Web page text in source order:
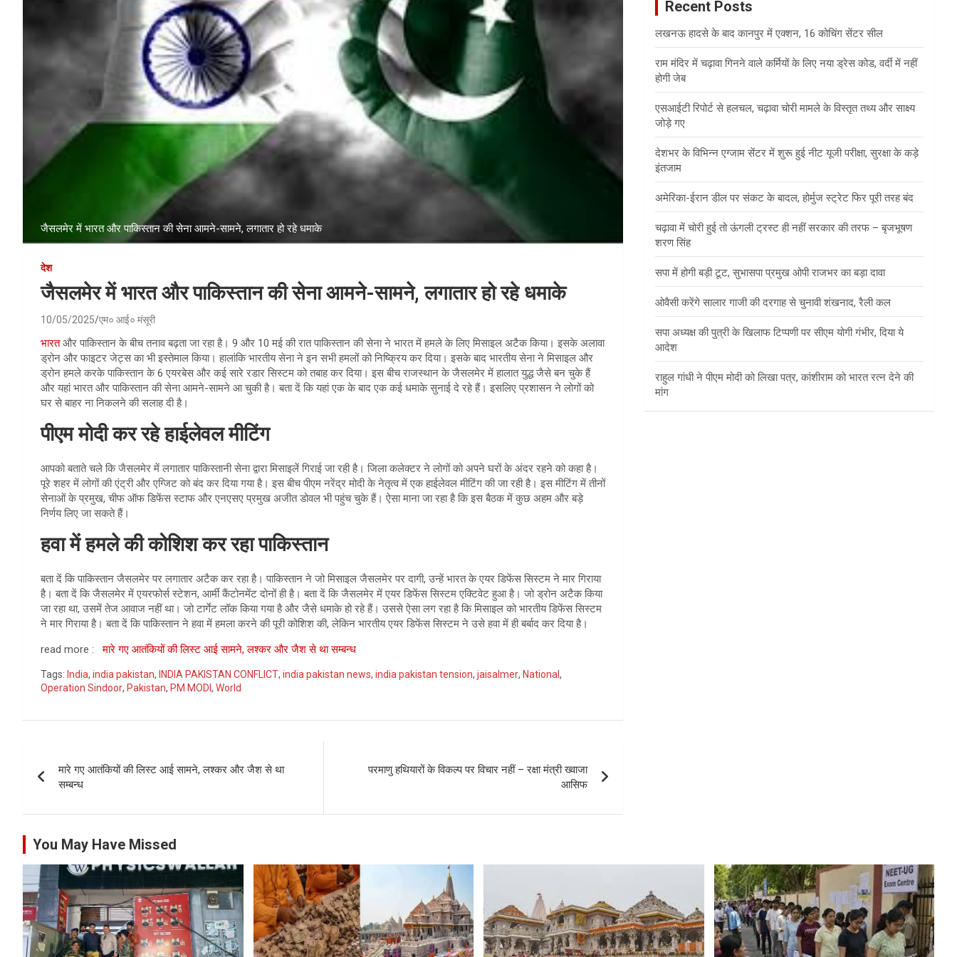
जैसलमेर में भारत और पाकिस्तान की सेना आमने-सामने, लगातार हो रहे धमाके
देश
जैसलमेर में भारत और पाकिस्तान की सेना आमने-सामने, लगातार हो रहे धमाके
10/05/2025 एम० आई० मंसूरी
भारतऔर पाकिस्तान के बीच तनाव बढ़ता जा रहा है। 9 और 10 मई की रात पाकिस्तान की सेना ने भारत में हमले के लिए मिसाइल अटैक किया। इसके अलावा
ड्रोन और फाइटर जेट्स का भी इस्तेमाल किया। हालांकि भारतीय सेना ने इन सभी हमलों को निष्क्रिय कर दिया। इसके बाद भारतीय सेना ने मिसाइल और
ड्रोन हमले करके पाकिस्तान के 6 एयरबेस और कई सारे रडार सिस्टम को तबाह कर दिया। इस बीच राजस्थान के जैसलमेर में हालात युद्ध जैसे बन चुके हैं
और यहां भारत और पाकिस्तान की सेना आमने-सामने आ चुकी है। बता दें कि यहां एक के बाद एक कई धमाके सुनाई दे रहे हैं। इसलिए प्रशासन ने लोगों को
घर से बाहर ना निकलने की सलाह दी है।
पीएम मोदी कर रहे हाईलेवल मीटिंग
आपको बताते चले कि जैसलमेर में लगातार पाकिस्तानी सेना द्वारा मिसाइलें गिराई जा रही है। जिला कलेक्टर ने लोगों को अपने घरों के अंदर रहने को कहा है।
पूरे शहर में लोगों की एंट्री और एग्जिट को बंद कर दिया गया है। इस बीच पीएम नरेंद्र मोदी के नेतृत्व में एक हाईलेवल मीटिंग की जा रही है। इस मीटिंग में तीनों
सेनाओं के प्रमुख, चीफ ऑफ डिफेंस स्टाफ और एनएसए प्रमुख अजीत डोवल भी पहुंच चुके हैं। ऐसा माना जा रहा है कि इस बैठक में कुछ अहम और बड़े
निर्णय लिए जा सकते हैं।
हवा में हमले की कोशिश कर रहा पाकिस्तान
बता दें कि पाकिस्तान जैसलमेर पर लगातार अटैक कर रहा है। पाकिस्तान ने जो मिसाइल जैसलमेर पर दागी, उन्हें भारत के एयर डिफेंस सिस्टम ने मार गिराया
है। बता दें कि जैसलमेर में एयरफोर्स स्टेशन, आर्मी कैंटोनमेंट दोनों ही है। बता दें कि जैसलमेर में एयर डिफेंस सिस्टम एक्टिवेट हुआ है। जो ड्रोन अटैक किया
जा रहा था, उसमें तेज आवाज नहीं था। जो टार्गेट लॉक किया गया है और जैसे धमाके हो रहे हैं। उससे ऐसा लग रहा है कि मिसाइल को भारतीय डिफेंस सिस्टम
ने मार गिराया है। बता दें कि पाकिस्तान ने हवा में हमला करने की पूरी कोशिश की, लेकिन भारतीय एयर डिफेंस सिस्टम ने उसे हवा में ही बर्बाद कर दिया है।
read more :मारे गए आतंकियों की लिस्ट आई सामने, लश्कर और जैश से था सम्बन्ध
Tags: India, india pakistan, INDIA PAKISTAN CONFLICT, india pakistan news, india pakistan tension, jaisalmer, National ,
Operation Sindoor, Pakistan, PM MODI , World
navigation
मारे गए आतंकियों की लिस्ट आई सामने, लश्कर और जैश से था
सम्बन्ध
परमाणु हथियारों के विकल्प पर विचार नहीं – रक्षा मंत्री ख्वाजा
आसिफ
Recent Posts
लखनऊ हादसे के बाद कानपुर में एक्शन, 16 कोचिंग सेंटर सील
राम मंदिर में चढ़ावा गिनने वाले कर्मियों के लिए नया ड्रेस कोड, वर्दी में नहीं
होगी जेब
एसआईटी रिपोर्ट से हलचल, चढ़ावा चोरी मामले के विस्तृत तथ्य और साक्ष्य
जोड़े गए
देशभर के विभिन्न एग्जाम सेंटर में शुरू हुई नीट यूजी परीक्षा, सुरक्षा के कड़े
इंतजाम
अमेरिका-ईरान डील पर संकट के बादल, होर्मुज स्ट्रेट फिर पूरी तरह बंद
चढ़ावा में चोरी हुई तो ऊंगली ट्रस्ट ही नहीं सरकार की तरफ – बृजभूषण
शरण सिंह
सपा में होगी बड़ी टूट, सुभासपा प्रमुख ओपी राजभर का बड़ा दावा
ओवैसी करेंगे सालार गाजी की दरगाह से चुनावी शंखनाद, रैली कल
सपा अध्यक्ष की पुत्री के खिलाफ टिप्पणी पर सीएम योगी गंभीर, दिया ये
आदेश
राहुल गांधी ने पीएम मोदी को लिखा पत्र, कांशीराम को भारत रत्न देने की
मांग
You May Have Missed